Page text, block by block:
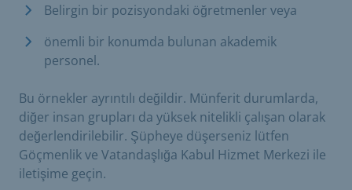
Belirgin bir pozisyondaki öğretmenler veya
önemli bir konumda bulunan akademik
personel.
Bu örnekler ayrıntılı değildir. Münferit durumlarda,
diğer insan grupları da yüksek nitelikli çalışan olarak
değerlendirilebilir. Şüpheye düşerseniz lütfen
Göçmenlik ve Vatandaşlığa Kabul Hizmet Merkezi ile
iletişime geçin.